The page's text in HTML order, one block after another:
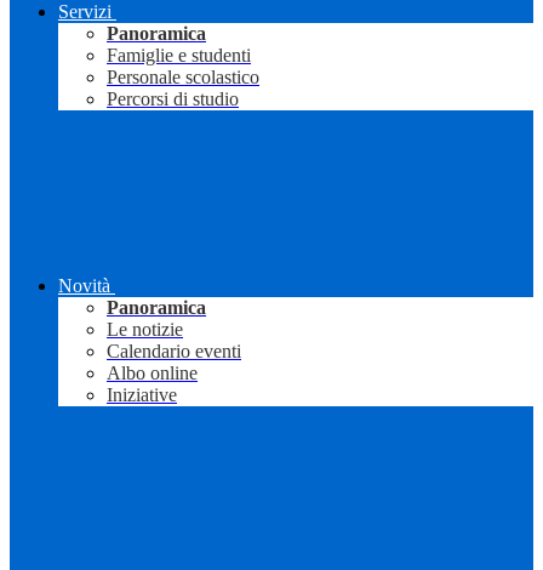
Servizi
Panoramica
Famiglie e studenti
Personale scolastico
Percorsi di studio
Novità
Panoramica
Le notizie
Calendario eventi
Albo online
Iniziative